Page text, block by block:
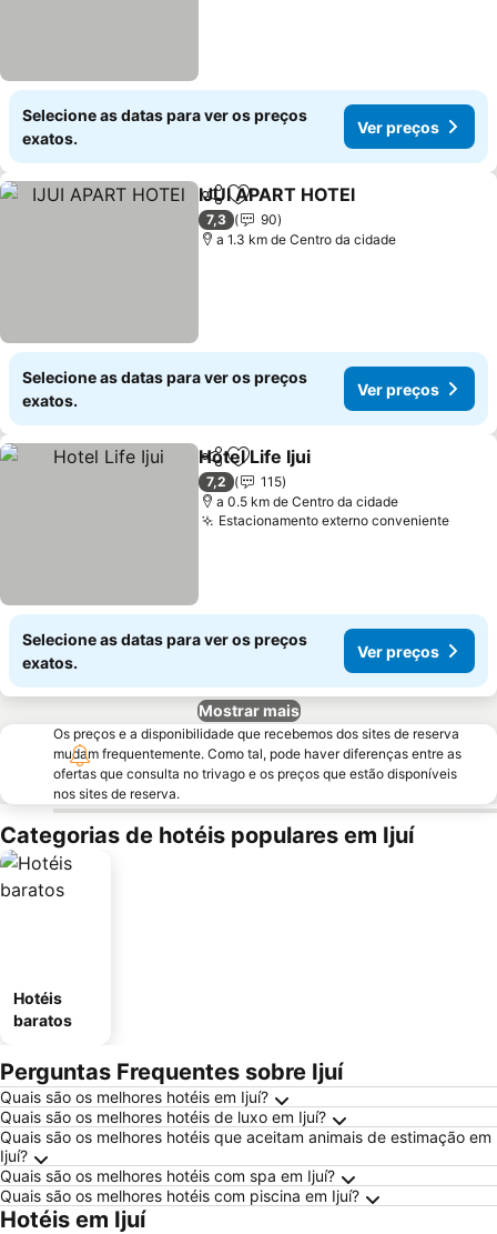
Selecione as datas para ver os preços
exatos.
Ver preços
PartilharAdicionar aos favoritos
IJUI APART HOTEl
7,3
90
a 1.3 km de Centro da cidade
Selecione as datas para ver os preços
exatos.
Ver preços
PartilharAdicionar aos favoritos
Hotel Life Ijui
7,2
115
a 0.5 km de Centro da cidade
Estacionamento externo conveniente
Selecione as datas para ver os preços
exatos.
Ver preços
Mostrar mais
Os preços e a disponibilidade que recebemos dos sites de reserva
mudam frequentemente. Como tal, pode haver diferenças entre as
ofertas que consulta no trivago e os preços que estão disponíveis
nos sites de reserva.
Categorias de hotéis populares em Ijuí
Hotéis
baratos
Perguntas Frequentes sobre Ijuí
Quais são os melhores hotéis em Ijuí?
Quais são os melhores hotéis de luxo em Ijuí?
Quais são os melhores hotéis que aceitam animais de estimação em
Ijuí?
Quais são os melhores hotéis com spa em Ijuí?
Quais são os melhores hotéis com piscina em Ijuí?
Hotéis em Ijuí